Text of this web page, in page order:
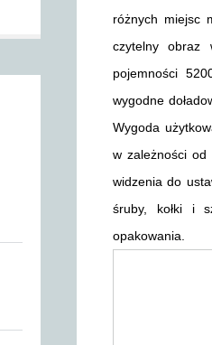
różnych miejsc
czytelny obraz
pojemności
wygodne
Wygoda
w zależności od
widzenia do
śruby, kołki i
opakowania.